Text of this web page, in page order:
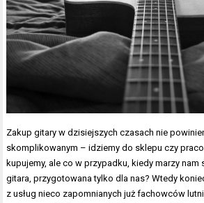
Zakup gitary w dzisiejszych czasach nie
skomplikowanym – idziemy do sklepu czy
kupujemy, ale co w przypadku, kiedy marzy
gitara, przygotowana tylko dla nas? Wtedy
z usług nieco zapomnianych już fachowców